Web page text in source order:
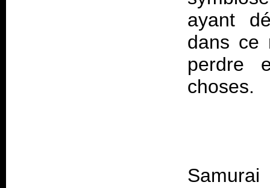
ayant
dans ce
perdre
Samurai